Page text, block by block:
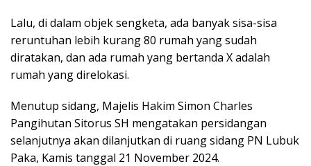
Lalu, di dalam objek sengketa, ada banyak sisa-sisa
reruntuhan lebih kurang 80 rumah yang sudah
diratakan, dan ada rumah yang bertanda X adalah
rumah yang direlokasi.
Menutup sidang, Majelis Hakim Simon Charles
Pangihutan Sitorus SH mengatakan persidangan
selanjutnya akan dilanjutkan di ruang sidang PN Lubuk
Paka, Kamis tanggal 21 November 2024.